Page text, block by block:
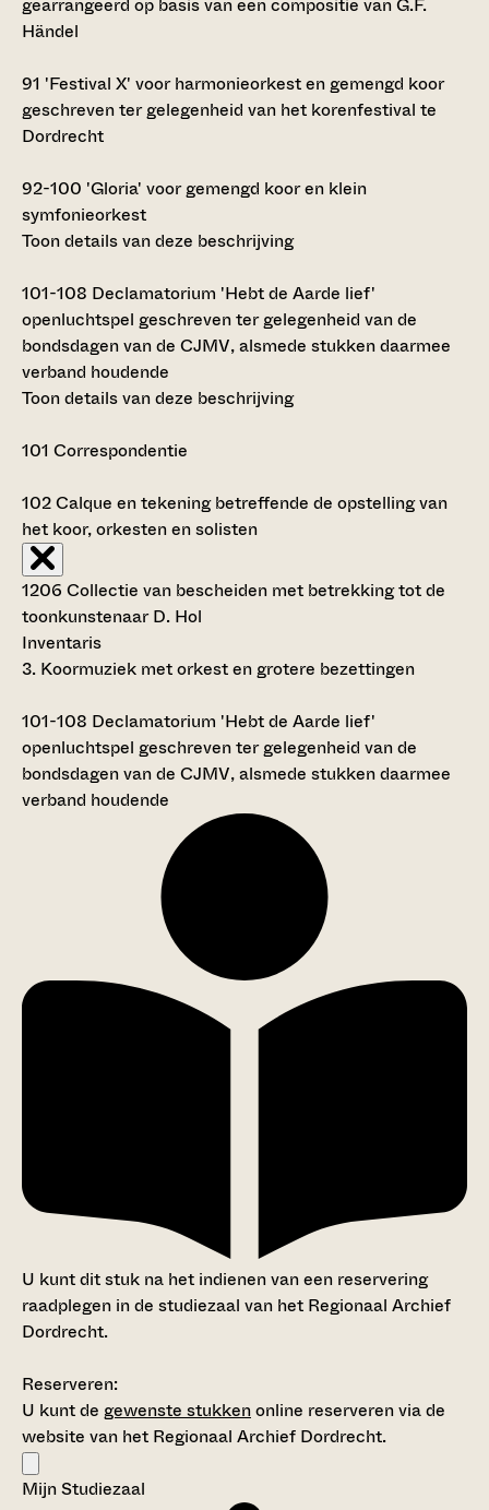
Händel
91 'Festival X' voor harmonieorkest en gemengd koor
geschreven ter gelegenheid van het korenfestival te
Dordrecht
92-100 'Gloria' voor gemengd koor en klein
symfonieorkest
Toon details van deze beschrijving
101-108 Declamatorium 'Hebt de Aarde lief'
openluchtspel geschreven ter gelegenheid van de
bondsdagen van de CJMV, alsmede stukken daarmee
verband houdende
Toon details van deze beschrijving
101 Correspondentie
102Calque en tekening betreffende de opstelling van
het koor, orkesten en solisten
1206 Collectie van bescheiden met betrekking tot de
toonkunstenaar D. Hol
Inventaris
3. Koormuziek met orkest en grotere bezettingen
101-108 Declamatorium 'Hebt de Aarde lief'
openluchtspel geschreven ter gelegenheid van de
bondsdagen van de CJMV, alsmede stukken daarmee
verband houdende
U kunt dit stuk na het indienen van een reservering
raadplegen in de studiezaal van het Regionaal Archief
Dordrecht.
Reserveren:
U kunt de gewenste stukkenonline reserveren via de
website van het Regionaal Archief Dordrecht.
Mijn Studiezaal